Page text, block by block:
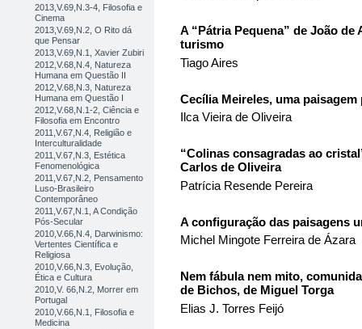
2013,V.69,N.3-4, Filosofia e
Cinema
2013,V.69,N.2, O Rito dá
que Pensar
2013,V.69,N.1, Xavier Zubiri
2012,V.68,N.4, Natureza
Humana em Questão II
2012,V.68,N.3, Natureza
Humana em Questão I
2012,V.68,N.1-2, Ciência e
Filosofia em Encontro
2011,V.67,N.4, Religião e
Interculturalidade
2011,V.67,N.3, Estética
Fenomenológica
2011,V.67,N.2, Pensamento
Luso-Brasileiro
Contemporâneo
2011,V.67,N.1, A Condição
Pós-Secular
2010,V.66,N.4, Darwinismo:
Vertentes Científica e
Religiosa
2010,V.66,N.3, Evolução,
Ética e Cultura
2010,V. 66,N.2, Morrer em
Portugal
2010,V.66,N.1, Filosofia e
Medicina
A “Pátria Pequena” de João
turismo
Tiago Aires
Cecília Meireles, uma
Ilca Vieira de Oliveira
“Colinas consagradas ao
Carlos de Oliveira
Patrícia Resende Pereira
A configuração das paisagens
Michel Mingote Ferreira de Ázara
Nem fábula nem mito,
de Bichos, de Miguel Torga
Elias J. Torres Feijó